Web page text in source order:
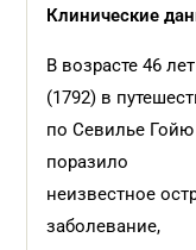
Клинические
В возрасте 46 лет
(1792) в
по Севилье Гойю
поразило
неизвестное
заболевание,